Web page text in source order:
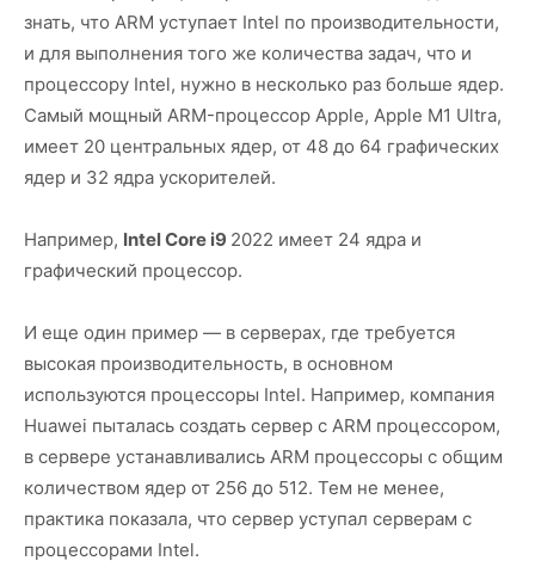
знать, что ARM уступает Intel по производительности,
и для выполнения того же количества задач, что и
процессору Intel, нужно в несколько раз больше ядер.
Самый мощный ARM-процессор Apple, Apple M1 Ultra,
имеет 20 центральных ядер, от 48 до 64 графических
ядер и 32 ядра ускорителей.
Например, Intel Core i9 2022 имеет 24 ядра и
графический процессор.
И еще один пример — в серверах, где требуется
высокая производительность, в основном
используются процессоры Intel. Например, компания
Huawei пыталась создать сервер c ARM процессором,
в сервере устанавливались ARM процессоры с общим
количеством ядер от 256 до 512. Тем не менее,
практика показала, что сервер уступал серверам с
процессорами Intel.